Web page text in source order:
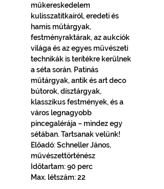
műkereskedelem
kulisszatitkairól, eredeti és
hamis műtárgyak,
festményraktárak, az aukciók
világa és az egyes művészeti
technikák is terítékre kerülnek
a séta során. Patinás
műtárgyak, antik és art deco
bútorok, dísztárgyak,
klasszikus festmények, és a
város legnagyobb
pincegalérája – mindez egy
sétában. Tartsanak velünk!
Előadó: Schneller János,
művészettörténész
Időtartam: 90 perc
Max. létszám: 22